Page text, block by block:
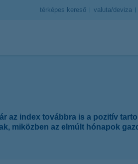
térképes kereső valuta/deviza
az index továbbra is a pozitív
miközben az elmúlt hónapok